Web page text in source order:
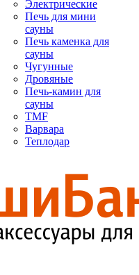
Электрические
Печь для мини
сауны
Печь каменка для
сауны
Чугунные
Дровяные
Печь-камин для
сауны
TMF
Варвара
Теплодар